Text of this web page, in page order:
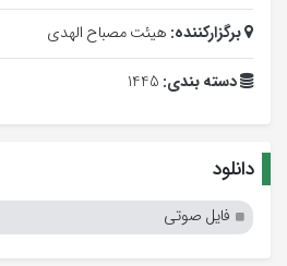
برگزارکننده: هیئت مصباح الهدی
دسته بندی: 1445
دانلود
فایل صوتی